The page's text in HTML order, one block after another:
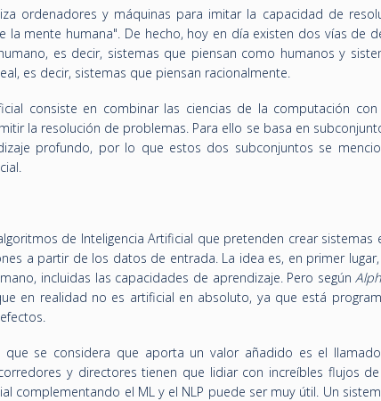
ordenadores y máquinas para imitar la capacidad de
mente humana". De hecho, hoy en día existen dos vías de
es decir, sistemas que piensan como humanos y
es decir, sistemas que piensan racionalmente.
consiste en combinar las ciencias de la computación con
la resolución de problemas. Para ello se basa en
profundo, por lo que estos dos subconjuntos se
de Inteligencia Artificial que pretenden crear sistemas
a partir de los datos de entrada. La idea es, en primer
incluidas las capacidades de aprendizaje. Pero según
en realidad no es artificial en absoluto, ya que está
se considera que aporta un valor añadido es el
y directores tienen que lidiar con increíbles flujos
complementando el ML y el NLP puede ser muy útil. Un